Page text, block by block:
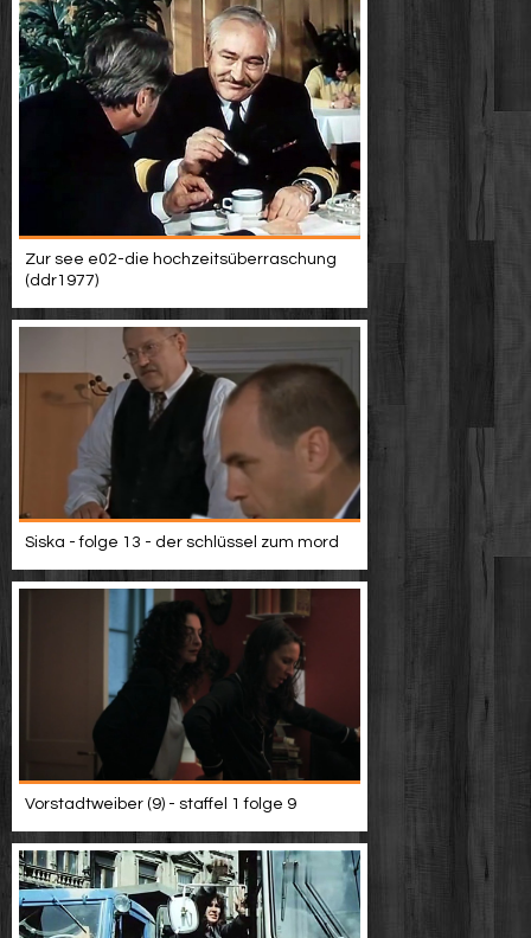
Zur see e02-die hochzeitsüberraschung
(ddr1977)
Siska - folge 13 - der schlüssel zum mord
Vorstadtweiber (9) - staffel 1 folge 9